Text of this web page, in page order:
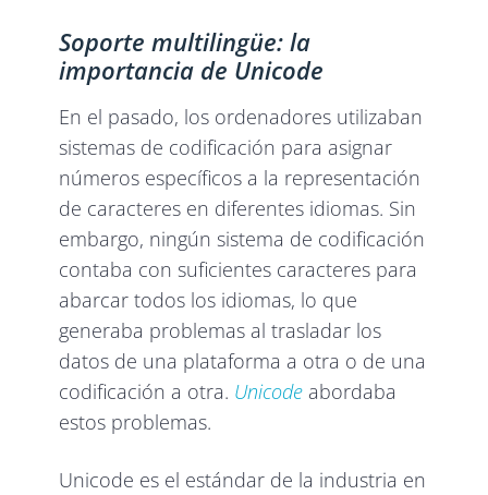
Soporte multilingüe: la
importancia de Unicode
En el pasado, los ordenadores utilizaban
sistemas de codificación para asignar
números específicos a la representación
de caracteres en diferentes idiomas. Sin
embargo, ningún sistema de codificación
contaba con suficientes caracteres para
abarcar todos los idiomas, lo que
generaba problemas al trasladar los
datos de una plataforma a otra o de una
codificación a otra. Unicode abordaba
estos problemas.
Unicode es el estándar de la industria en